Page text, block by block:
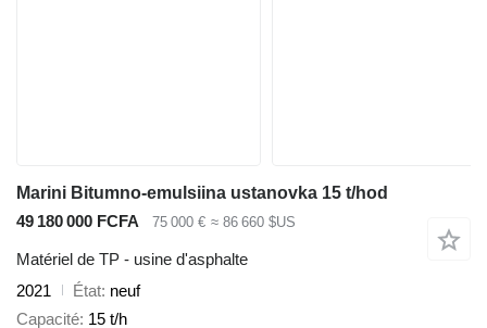
Marini Bitumno-emulsiina ustanovka 15 t/hod
49 180 000 FCFA
75 000 € ≈ 86 660 $US
Matériel de TP - usine d'asphalte
2021
État neuf
Capacité 15 t/h